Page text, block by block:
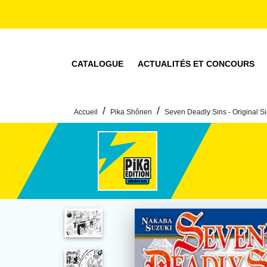
CATALOGUE ACTUALITÉS ET CONCOURS
Accueil / Pika Shônen / Seven Deadly Sins - Original